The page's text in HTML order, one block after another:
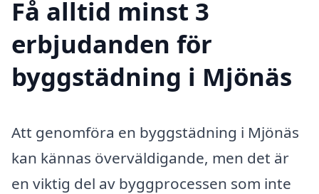
Få alltid minst 3
erbjudanden för
byggstädning i Mjönäs
Att genomföra en byggstädning i Mjönäs
kan kännas överväldigande, men det är
en viktig del av byggprocessen som inte